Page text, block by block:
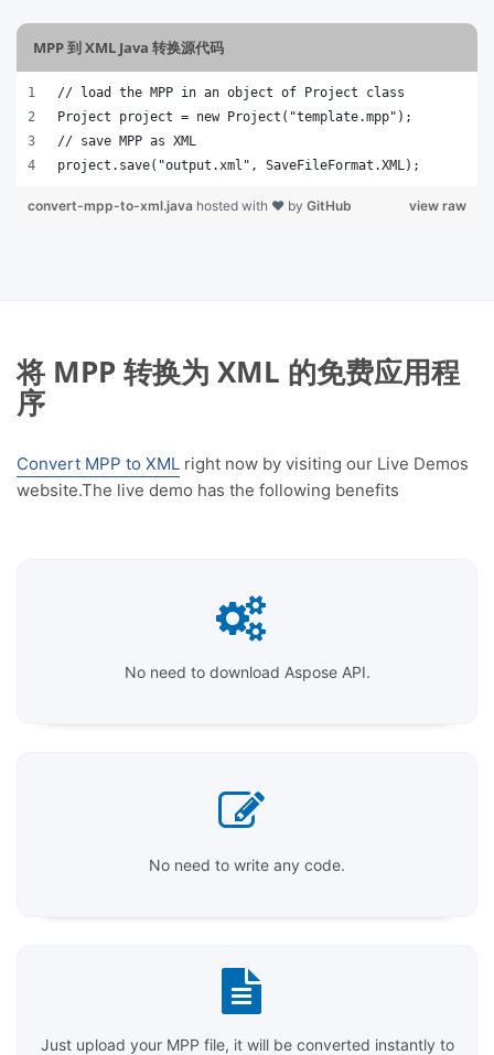
MPP 到 XML Java 转换源代码
// load the MPP in an object of Project class
Project project = new Project("template.mpp");
// save MPP as XML
project.save("output.xml", SaveFileFormat.XML);
view raw
convert-mpp-to-xml.java hosted with ❤ by GitHub
将 MPP 转换为 XML 的免费应用程
序
Convert MPP to XML right now by visiting our Live Demos
website.The live demo has the following benefits
No need to download Aspose API.
No need to write any code.
Just upload your MPP file, it will be converted instantly to